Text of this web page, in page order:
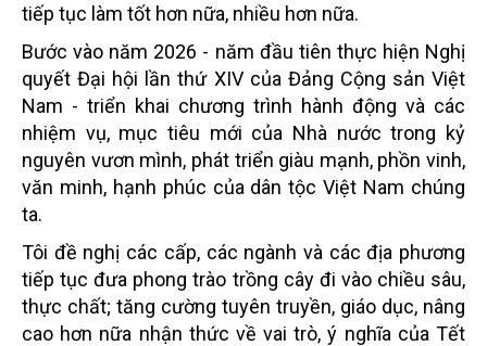
tiếp tục làm tốt hơn nữa, nhiều hơn nữa.
Bước vào năm 2026 - năm đầu tiên thực hiện Nghị
quyết Đại hội lần thứ XIV của Đảng Cộng sản Việt
Nam - triển khai chương trình hành động và các
nhiệm vụ, mục tiêu mới của Nhà nước trong kỷ
nguyên vươn mình, phát triển giàu mạnh, phồn vinh,
văn minh, hạnh phúc của dân tộc Việt Nam chúng
ta.
Tôi đề nghị các cấp, các ngành và các địa phương
tiếp tục đưa phong trào trồng cây đi vào chiều sâu,
thực chất; tăng cường tuyên truyền, giáo dục, nâng
cao hơn nữa nhận thức về vai trò, ý nghĩa của Tết